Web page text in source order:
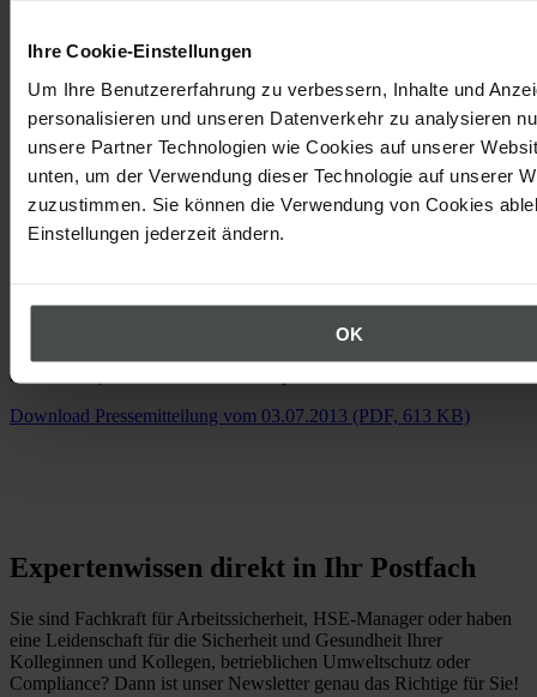
Ihre Cookie-Einstellungen
Um Ihre Benutzererfahrung zu verbessern, Inhalte und
personalisieren und unseren Datenverkehr zu analysieren
unsere Partner Technologien wie Cookies auf unserer
unten, um der Verwendung dieser Technologie auf unserer
zuzustimmen. Sie können die Verwendung von Cookies
Einstellungen jederzeit ändern.
OK
Die Teilnahme ist kostenlos.
EcoWebDesk-Roadshow 2013:
17.9. Stuttgart (D)
18.9. München (D)
19.9. Zürich (CH)
20.9. Wien (A)
ist begrenzt.
auch die Software EcoWebDesk in Quentic umbenannt.
Download Pressemitteilung vom 03.07.2013 (PDF, 613 KB)
Expertenwissen direkt in Ihr Postfach
Sie sind Fachkraft für Arbeitssicherheit, HSE-Manager oder haben
eine Leidenschaft für die Sicherheit und Gesundheit Ihrer
Kolleginnen und Kollegen, betrieblichen Umweltschutz oder
Compliance? Dann ist unser Newsletter genau das Richtige für Sie!